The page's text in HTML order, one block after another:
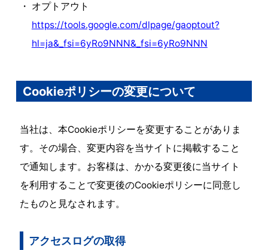
オプトアウト
https://tools.google.com/dlpage/gaoptout?
hl=ja&_fsi=6yRo9NNN&_fsi=6yRo9NNN
Cookieポリシーの変更について
当社は、本Cookieポリシーを変更することがありま
す。その場合、変更内容を当サイトに掲載すること
で通知します。お客様は、かかる変更後に当サイト
を利用することで変更後のCookieポリシーに同意し
たものと見なされます。
アクセスログの取得